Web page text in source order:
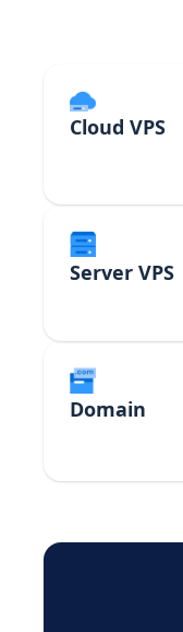
Cloud VPS
Server VPS
Domain